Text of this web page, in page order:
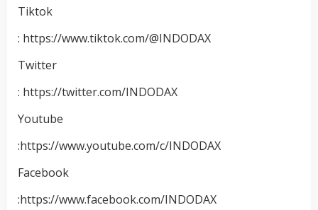
Tiktok
: https://www.tiktok.com/@INDODAX
Twitter
: https://twitter.com/INDODAX
Youtube
:https://www.youtube.com/c/INDODAX
Facebook
:https://www.facebook.com/INDODAX